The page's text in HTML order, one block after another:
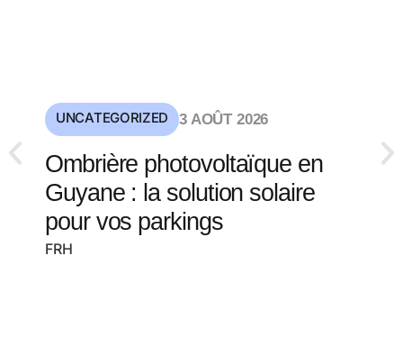
UNCATEGORIZED 3 AOÛT 2026
Ombrière photovoltaïque en
Guyane : la solution solaire
pour vos parkings
FRH